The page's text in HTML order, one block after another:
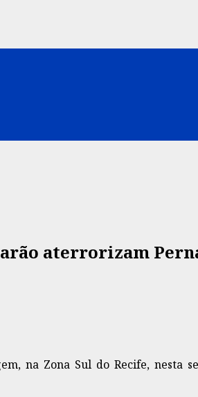
aterrorizam
na Zona Sul do Recife, nesta